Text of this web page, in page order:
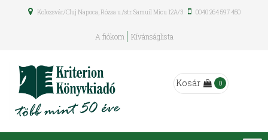
Kolozsvár/Cluj Napoca, Rózsa u./str. Samuil Micu 12A/3 0040 264 597 450
A fiókom Kívánságlista
Kosár 0